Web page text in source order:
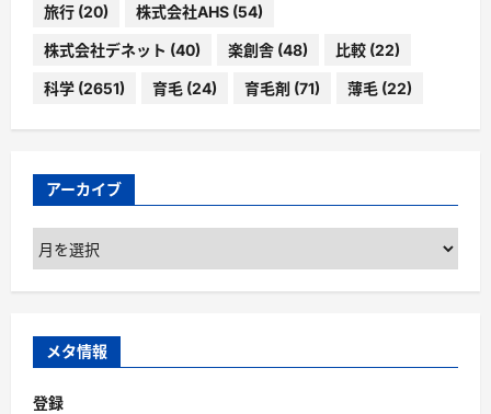
旅行 (20) 株式会社AHS (54)
株式会社デネット (40) 楽創舎 (48) 比較 (22)
科学 (2651) 育毛 (24) 育毛剤 (71) 薄毛 (22)
アーカイブ
ア
ー
カ
ブ
メタ情報
登録